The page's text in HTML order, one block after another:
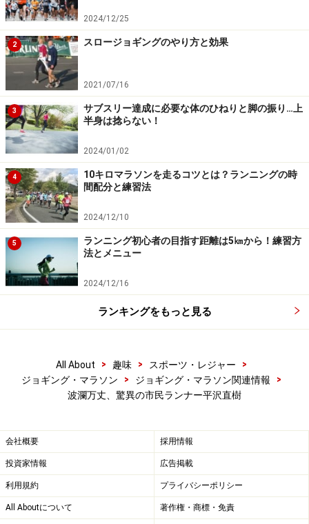
2024/12/25
2 スロージョギングのやり方と効果
2021/07/16
3
サブスリー達成に必要な体のひねりと脚の振り…上
半身は捻らない！
2024/01/02
4
10キロマラソンを走るコツとは？ランニングの時
間配分と練習法
2024/12/10
5
ランニング初心者の目指す距離は5㎞から！練習方
法とメニュー
2024/12/16
ランキングをもっと見る
All About > 趣味 > スポーツ・レジャー
>
ジョギング・マラソン
> ジョギング・マラソン関連情報
>
波瀾万丈、驚異の市民ランナー平沢直樹
会社概要 採用情報
投資家情報 広告掲載
利用規約 プライバシーポリシー
All Aboutについて 著作権・商標・免責